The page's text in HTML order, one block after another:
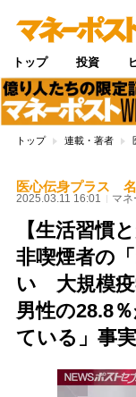
トップ 投資
トップ 連載・著者
医心伝身プラス
2025.03.11 16:01 マ
【生活習慣
非喫煙者の
い 大規模疫
男性の28.8
ている」事